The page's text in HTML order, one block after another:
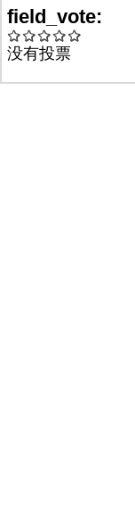
field_vote:
没有投票